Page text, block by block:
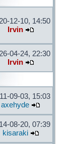
12-10, 14:50
Irvin
04-24, 22:30
Irvin
09-03, 15:03
axehyde
08-20, 07:39
kisaraki